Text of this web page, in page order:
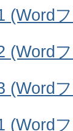
(Word
(Word
(Word
(Word